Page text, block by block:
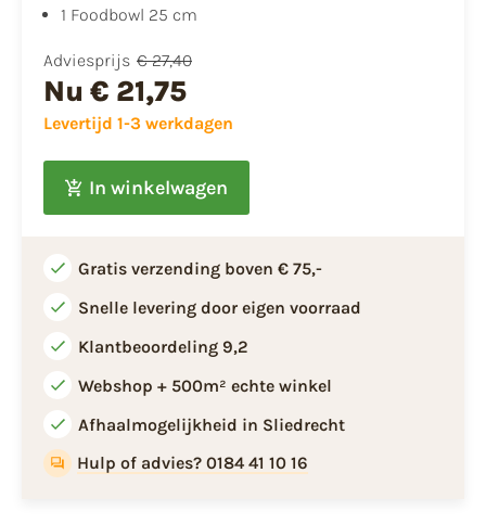
1 Foodbowl 25 cm
Adviesprijs € 27,40
Nu € 21,75
Levertijd 1-3 werkdagen
In winkelwagen
Gratis verzending boven € 75,-
Snelle levering door eigen voorraad
Klantbeoordeling 9,2
Webshop + 500m² echte winkel
Afhaalmogelijkheid in Sliedrecht
Hulp of advies? 0184 41 10 16